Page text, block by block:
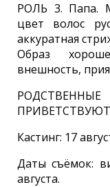
РОЛЬ 3. Папа.
цвет волос
аккуратная
Образ
внешность,
Кастинг: 17
Даты съёмок:
августа.